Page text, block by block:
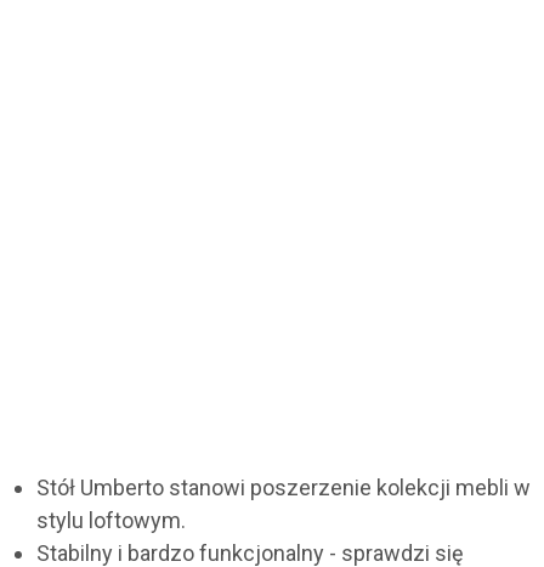
Stół Umberto stanowi poszerzenie kolekcji mebli w
stylu loftowym.
Stabilny i bardzo funkcjonalny - sprawdzi się